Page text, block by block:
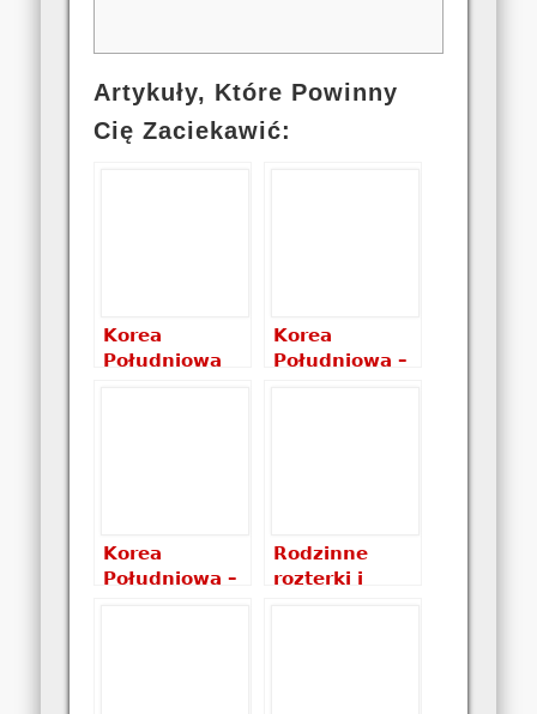
Artykuły, Które Powinny
Cię Zaciekawić:
Korea
Południowa
Korea
Południowa –
Korea
Południowa –
Rodzinne
rozterki i